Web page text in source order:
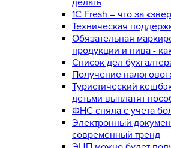
делать
1С Fresh – что за
Техническая
Обязательная
продукции и пива -
Список дел
Получение
Туристический
детьми выплатят
ФНС сняла с учета
Электронный
современный тренд